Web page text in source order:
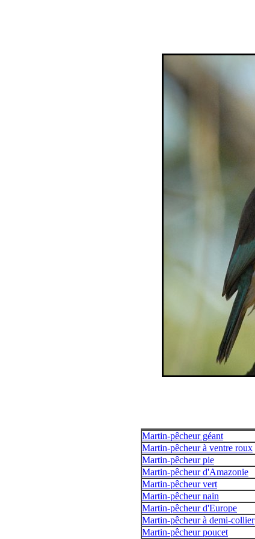
Martin-pêcheur géant
Martin-pêcheur à ventre roux
Martin-pêcheur pie
Martin-pêcheur d'Amazonie
Martin-pêcheur vert
Martin-pêcheur nain
Martin-pêcheur d'Europe
Martin-pêcheur à demi-collier
Martin-pêcheur poucet